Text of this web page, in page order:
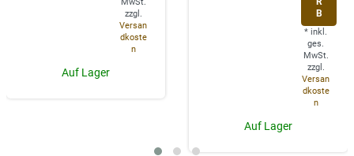
zzgl.
Versan
dkoste
n
Auf Lager
B
* inkl.
ges.
MwSt.
zzgl.
Versan
dkoste
n
Auf Lager